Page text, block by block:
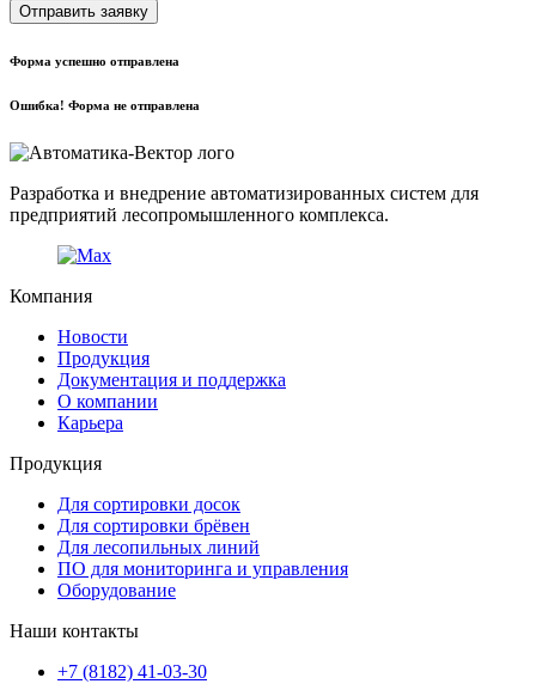
Отправить заявку
Форма успешно отправлена
Ошибка! Форма не отправлена
Разработка и внедрение автоматизированных систем для
предприятий лесопромышленного комплекса.
Компания
Новости
Продукция
Документация и поддержка
О компании
Карьера
Продукция
Для сортировки досок
Для сортировки брёвен
Для лесопильных линий
ПО для мониторинга и управления
Оборудование
Наши контакты
+7 (8182) 41-03-30